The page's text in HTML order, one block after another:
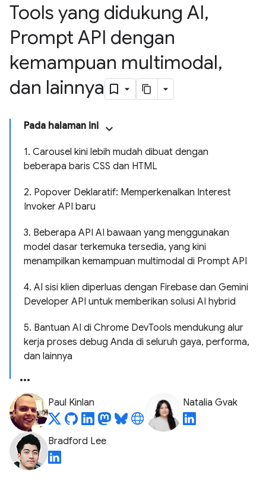
Tools yang didukung AI,
Prompt API dengan
kemampuan multimodal,
dan lainnya
Pada halaman ini
1. Carousel kini lebih mudah dibuat dengan
beberapa baris CSS dan HTML
2. Popover Deklaratif: Memperkenalkan Interest
Invoker API baru
3. Beberapa API AI bawaan yang menggunakan
model dasar terkemuka tersedia, yang kini
menampilkan kemampuan multimodal di Prompt API
4. AI sisi klien diperluas dengan Firebase dan Gemini
Developer API untuk memberikan solusi AI hybrid
5. Bantuan AI di Chrome DevTools mendukung alur
kerja proses debug Anda di seluruh gaya, performa,
dan lainnya
Paul Kinlan Natalia Gvak
Bradford Lee